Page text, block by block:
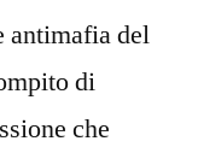
antimafia del
di
che